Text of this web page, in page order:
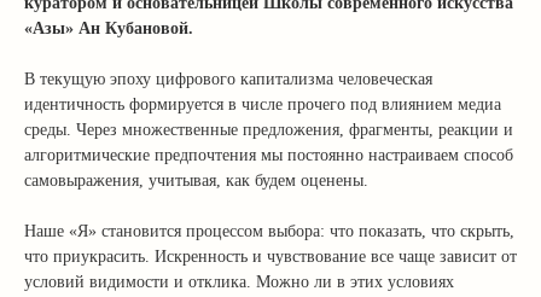
«Азы» Ан Кубановой.
В текущую эпоху цифрового капитализма человеческая
идентичность формируется в числе прочего под влиянием медиа
среды. Через множественные предложения, фрагменты, реакции и
алгоритмические предпочтения мы постоянно настраиваем способ
самовыражения, учитывая, как будем оценены.
Наше «Я» становится процессом выбора: что показать, что скрыть,
что приукрасить. Искренность и чувствование все чаще зависит от
условий видимости и отклика. Можно ли в этих условиях